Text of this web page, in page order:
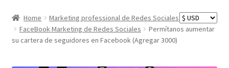
AreaÁrea de afiliados
Home
Marketing professional de Redes Sociales
FaceBook Marketing de Redes Sociales
Permítanos aumentar
su cartera de seguidores en Facebook (Agregar 3000)